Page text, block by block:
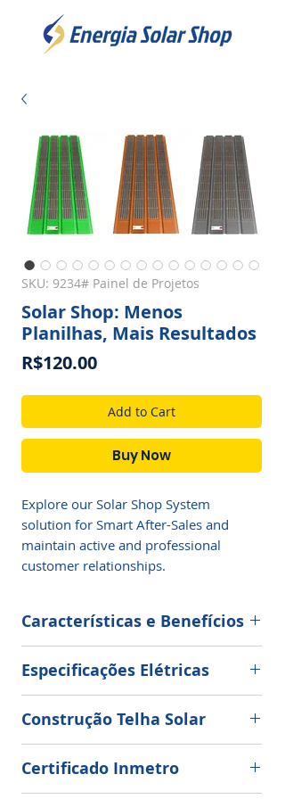
SKU: 9234# Painel de Projetos
Solar Shop: Menos
Planilhas, Mais Resultados
R$120.00Price
Add to Cart
Buy Now
Explore our Solar Shop System
solution for Smart After-Sales and
maintain active and professional
customer relationships.
Características e Benefícios
energia limpa.
As telhas fotovoltaicas Ecosolaroof
produzidas no sistema de
pultrusão, um processo contínuo
Especificações Elétricas
1,5,25C
Potência Máxima (Pmax)
Construção Telha Solar
fotovoltaicas totalmente laminadas e
seladas
Certificado Inmetro